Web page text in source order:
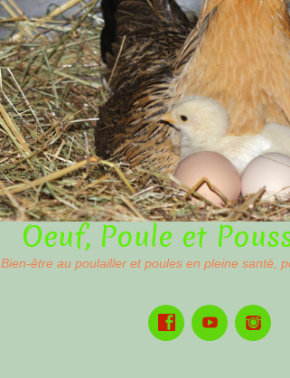
Oeuf, Poule et
Bien-être au poulailler et poules en pleine santé,